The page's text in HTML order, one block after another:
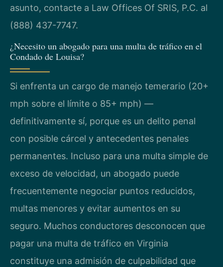
asunto, contacte a Law Offices Of SRIS, P.C. al
(888) 437-7747.
¿Necesito un abogado para una multa de tráfico en el
Condado de Louisa?
Si enfrenta un cargo de manejo temerario (20+
mph sobre el límite o 85+ mph) —
definitivamente sí, porque es un delito penal
con posible cárcel y antecedentes penales
permanentes. Incluso para una multa simple de
exceso de velocidad, un abogado puede
frecuentemente negociar puntos reducidos,
multas menores y evitar aumentos en su
seguro. Muchos conductores desconocen que
pagar una multa de tráfico en Virginia
constituye una admisión de culpabilidad que